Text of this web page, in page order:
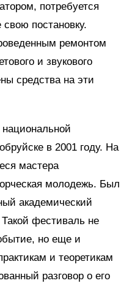
потребуется
постановку.
ремонтом
и звукового
средства на эти
в 2001 году. На
мастера
молодежь. Был
академический
фестиваль не
но еще и
и теоретикам
разговор о его